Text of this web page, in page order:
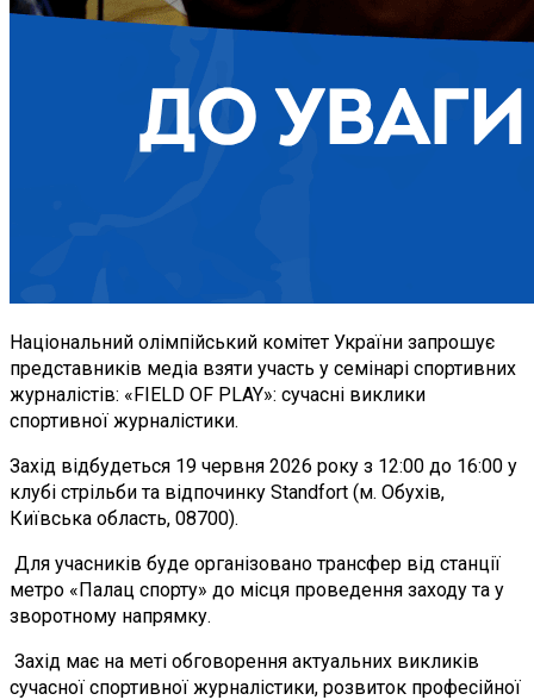
Національний олімпійський комітет України запрошує
представників медіа взяти участь у семінарі спортивних
журналістів: «FIELD OF PLAY»: сучасні виклики
спортивної журналістики.
Захід відбудеться 19 червня 2026 року з 12:00 до 16:00 у
клубі стрільби та відпочинку Standfort (м. Обухів,
Київська область, 08700).
Для учасників буде організовано трансфер від станції
метро «Палац спорту» до місця проведення заходу та у
зворотному напрямку.
Захід має на меті обговорення актуальних викликів
сучасної спортивної журналістики, розвиток професійної